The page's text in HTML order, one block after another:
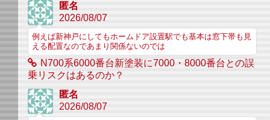
匿名
2026/08/07
例えば新神戸にしてもホームドア設置駅でも基本は窓下帯も見
える配置なのであまり関係ないのでは
N700系6000番台新塗装に7000・8000番台との誤
乗リスクはあるのか？
匿名
2026/08/07